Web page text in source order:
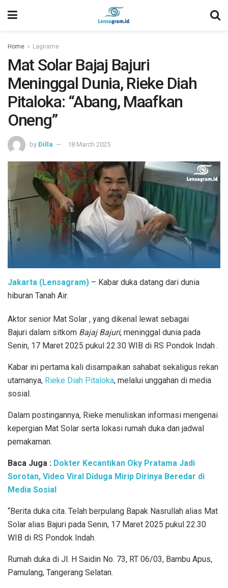
Home Lagirame
Mat Solar Bajaj Bajuri
Meninggal Dunia, Rieke Diah
Pitaloka: “Abang, Maafkan
Oneng”
by Dilla 18 March 2025
Jakarta (Lensagram) – Kabar duka datang dari dunia
hiburan Tanah Air.
Aktor senior Mat Solar , yang dikenal lewat sebagai
Bajuri dalam sitkom Bajaj Bajuri, meninggal dunia pada
Senin, 17 Maret 2025 pukul 22.30 WIB di RS Pondok Indah .
Kabar ini pertama kali disampaikan sahabat sekaligus rekan
utamanya, Rieke Diah Pitaloka, melalui unggahan di media
sosial.
Dalam postingannya, Rieke menuliskan informasi mengenai
kepergian Mat Solar serta lokasi rumah duka dan jadwal
pemakaman.
Baca Juga : Dokter Kecantikan Oky Pratama Jadi
Sorotan, Video Viral Diduga Mirip Dirinya Beredar di
Media Sosial
“Berita duka cita. Telah berpulang Bapak Nasrullah alias Mat
Solar alias Bajuri pada Senin, 17 Maret 2025 pukul 22.30
WIB di RS Pondok Indah.
Rumah duka di Jl. H Saidin No. 73, RT 06/03, Bambu Apus,
Pamulang, Tangerang Selatan.